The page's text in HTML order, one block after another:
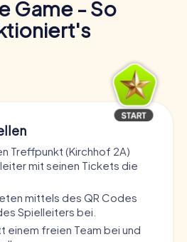
Game - So
Treffpunkt (Kirchhof 2A)
mit seinen Tickets die
mittels des QR Codes
Spielleiters bei.
einem freien Team bei und